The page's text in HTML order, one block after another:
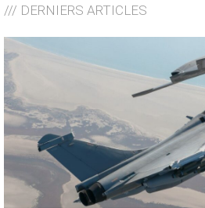
/// DERNIERS ARTICLES